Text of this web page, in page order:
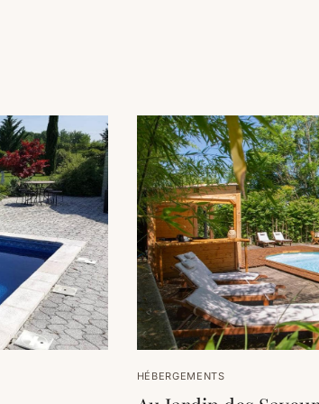
HÉBERGEMENTS